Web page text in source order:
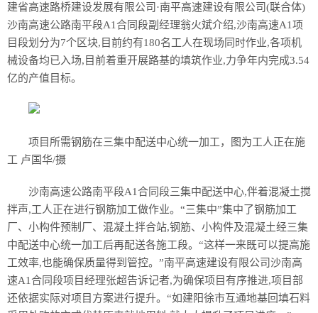
建省高速路桥建设发展有限公司·南平高速建设有限公司(联合体)
沙南高速公路南平段A1合同段副经理翁火斌介绍,沙南高速A1项
目段划分为7个区块,目前约有180名工人在现场同时作业,各项机
械设备均已入场,目前着重开展路基的填筑作业,力争年内完成3.54
亿的产值目标。
项目所需钢筋在三集中配送中心统一加工，图为工人正在施
工 卢国华/摄
沙南高速公路南平段A1合同段三集中配送中心,伴着混凝土搅
拌声,工人正在进行钢筋加工做作业。“三集中”集中了钢筋加工
厂、小构件预制厂、混凝土拌合站,钢筋、小构件及混凝土经三集
中配送中心统一加工后再配送各施工段。“这样一来既可以提高施
工效率,也能确保质量得到管控。”南平高速建设有限公司沙南高
速A1合同段项目经理张超告诉记者,为确保项目有序推进,项目部
还依据实际对项目方案进行提升。“如建阳徐市互通地基回填石料